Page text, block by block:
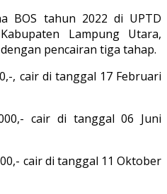
BOS tahun 2022 di UPTD
Lampung Utara,
pencairan tiga tahap.
, cair di tanggal 17 Februari
cair di tanggal 06 Juni
cair di tanggal 11 Oktober